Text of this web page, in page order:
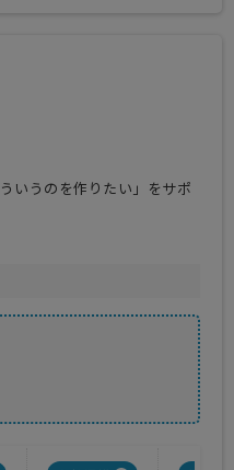
いうのを作りたい」をサポ